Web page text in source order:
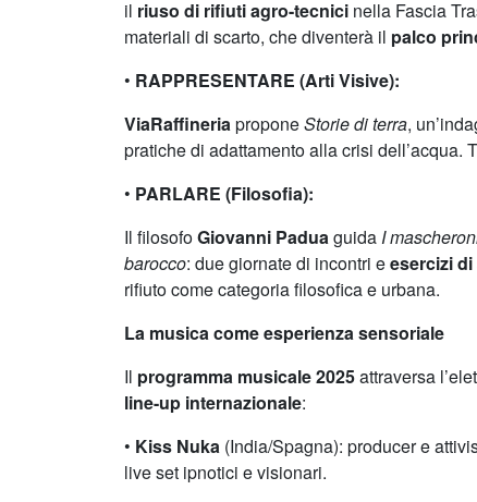
il riuso di rifiuti agro-tecnici nella Fascia
materiali di scarto, che diventerà il palco
• RAPPRESENTARE (Arti Visive):
ViaRaffineriaproponeStorie di terra,
pratiche di adattamento alla crisi dell’acqua.
• PARLARE (Filosofia):
Il filosofoGiovanni Paduaguida I
barocco: due giornate di incontri eesercizi
rifiuto come categoria filosofica e urbana.
La musica come esperienza sensoriale
Il programma musicale 2025attraversa
line-up internazionale:
• Kiss Nuka (India/Spagna): producer e
live set ipnotici e visionari.